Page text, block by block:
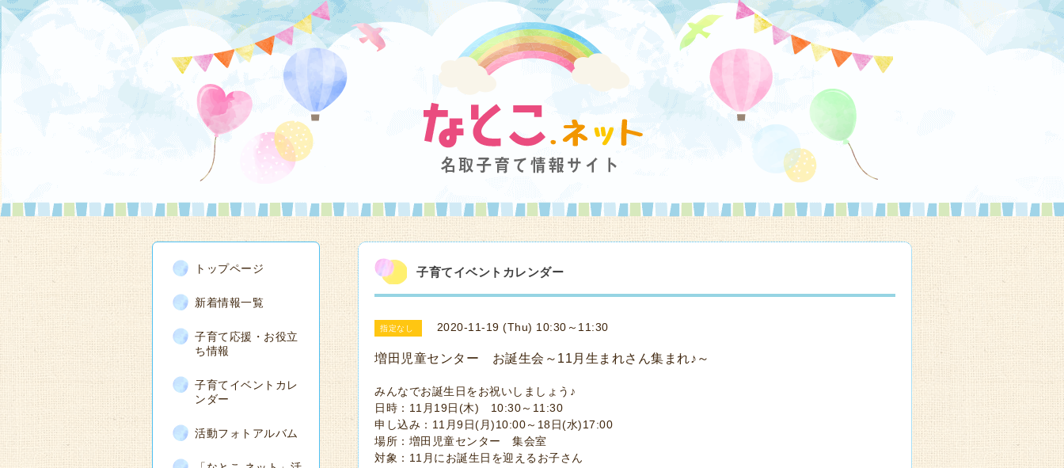
子育てイベントカレンダー
指定なし 2020-11-19 (Thu) 10:30～11:30
増田児童センター お誕生会～11月生まれさん集まれ♪～
みんなでお誕生日をお祝いしましょう♪
日時：11月19日(木) 10:30～11:30
申し込み：11月9日(月)10:00～18日(水)17:00
場所：増田児童センター 集会室
対象：11月にお誕生日を迎えるお子さん
トップページ
新着情報一覧
子育て応援・お役立
ち情報
子育てイベントカレ
ンダー
活動フォトアルバム